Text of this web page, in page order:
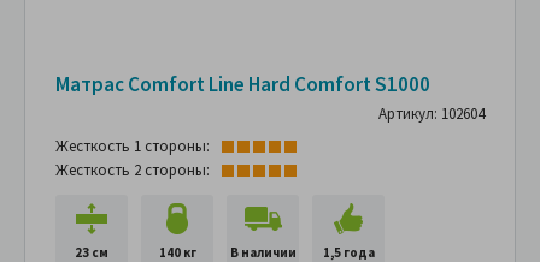
Матрас Comfort Line Hard Comfort S1000
Артикул: 102604
Жесткость 1 стороны:
Жесткость 2 стороны:
23 см 140 кг В наличии 1,5 года